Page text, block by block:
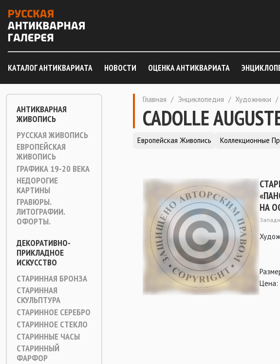
КАТАЛОГ АНТИКВАРИАТА НОВОСТИ ОЦЕНКА АНТИКВАРИАТА
АНТИКВАРНАЯ
ЖИВОПИСЬ
РУССКАЯ ЖИВОПИСЬ
ЕВРОПЕЙСКАЯ
ЖИВОПИСЬ
ГРАФИКА 19-20 ВЕКА
НЕДОРОГИЕ
КАРТИНЫ
ГРАВЮРЫ.
ЛИТОГРАФИИ.
ОФОРТЫ.
ДЕКОРАТИВНО-
ПРИКЛАДНОЕ
ИСКУССТВО
СТАРИННАЯ БРОНЗА
СТАРИННАЯ
СКУЛЬПТУРА
СТАРИННОЕ СЕРЕБРО
СТАРИННОЕ СТЕКЛО
СТАРИННЫЕ ЧАСЫ
СТАРИННЫЙ
ФАРФОР
Главная / Энциклопедия / Художники /
CADOLLE
Европейская Живопись Коллекционные
НА
Цена: